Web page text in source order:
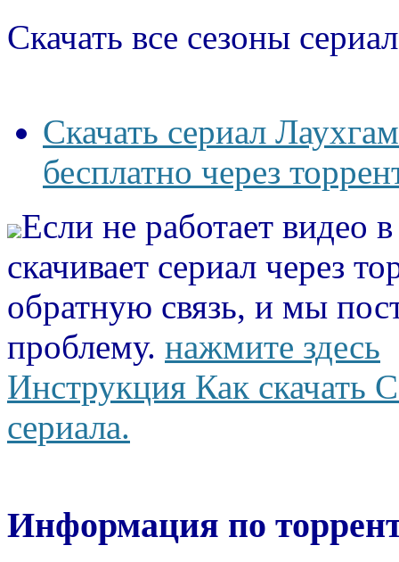
Скачать все сезоны
Скачать сериал
бесплатно через
Если не работает видео
скачивает сериал через
обратную связь, и мы
проблему. нажмите здесь
Инструкция Как скачать
сериала.
Информация по